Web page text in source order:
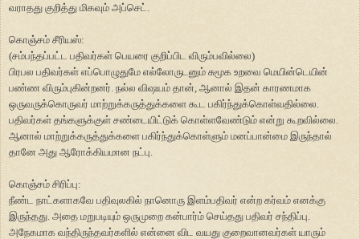
வராதது குறித்து மிகவும் அப்செட்.
கொஞ்சம் சீரியஸ்:
(சம்பந்தப்பட்ட பதிவர்கள் பெயரை குறிப்பிட விரும்பவில்லை)
பிரபல பதிவர்கள் எப்பொழுதுமே எல்லோருடனும் சுமூக உறவை மெயின்டெயின்
பண்ண விரும்புகின்றனர். நல்ல விஷயம் தான், ஆனால் இதன் காரணமாக
ஒருவருக்கொருவர் மாற்றுக்கருத்துக்களை கூட பகிர்ந்துக்கொள்வதில்லை.
பதிவர்கள் தங்களுக்குள் சண்டையிட்டுக் கொள்ளவேண்டும் என்று கூறவில்லை.
ஆனால் மாற்றுக்கருத்துக்களை பகிர்ந்துக்கொள்ளும் மனப்பான்மை இருந்தால்
தானே அது ஆரோக்கியமான நட்பு.
கொஞ்சம் சிரிப்பு:
நீண்ட நாட்களாகவே பதிவுலகில் நானொரு இளம்பதிவர் என்ற கர்வம் எனக்கு
இருந்தது. அதை மறுபடியும் ஒருமுறை கன்பார்ம் செய்தது பதிவர் சந்திப்பு.
அநேகமாக வந்திருந்தவர்களில் என்னை விட வயது குறைவானவர்கள் யாரும்